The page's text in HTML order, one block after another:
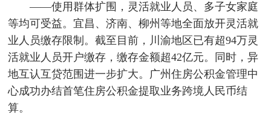
——使用群体扩围，灵活就业人员、多子女家庭
等均可受益。宜昌、济南、柳州等地全面放开灵活就
业人员缴存限制。截至目前，川渝地区已有超94万灵
活就业人员开户缴存，缴存金额超42亿元。同时，异
地互认互贷范围进一步扩大。广州住房公积金管理中
心成功办结首笔住房公积金提取业务跨境人民币结
算。